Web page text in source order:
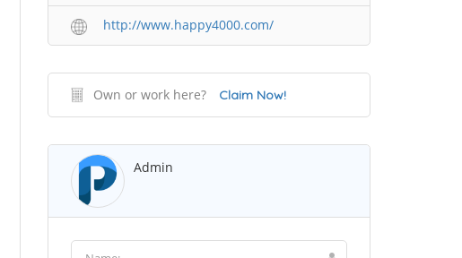
http://www.happy4000.com/
Own or work here? Claim Now!
Admin